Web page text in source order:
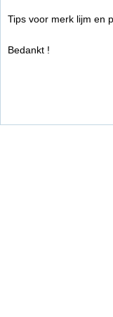
Tips voor merk lijm en
Bedankt !